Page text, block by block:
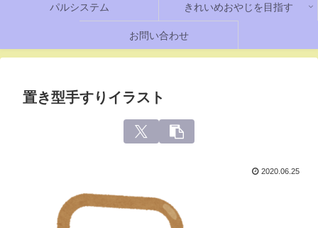
パルシステム きれいめおやじを目指す
お問い合わせ
置き型手すりイラスト
2020.06.25